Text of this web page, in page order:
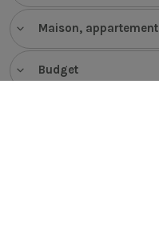
Maison, appartement
Budget